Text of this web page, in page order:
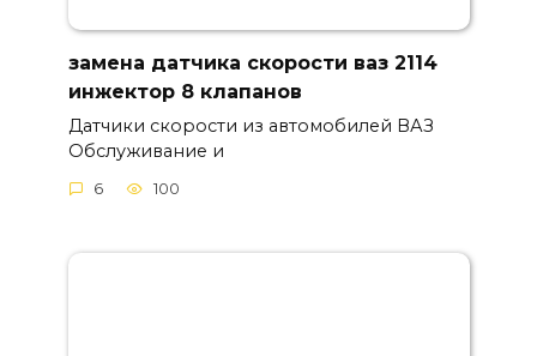
замена датчика скорости ваз 2114
инжектор 8 клапанов
Датчики скорости из автомобилей ВАЗ
Обслуживание и
6 100